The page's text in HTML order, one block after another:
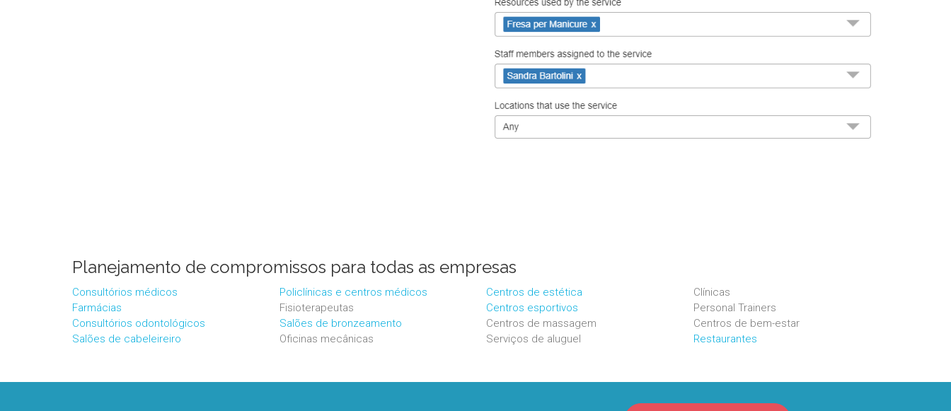
Planejamento de compromissos para todas as empresas
Consultórios médicos Policlínicas e centros médicos Centros de estética
Clínicas
Farmácias
Fisioterapeutas Centros esportivos
Personal Trainers
Consultórios odontológicos
Salões de bronzeamento Centros de massagem
Centros de bem-estar
Salões de cabeleireiro
Oficinas mecânicas Serviços de aluguel Restaurantes